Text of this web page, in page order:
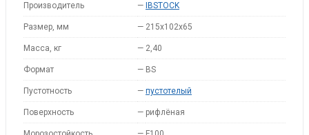
Производитель — IBSTOCK
Размер, мм — 215х102х65
Масса, кг — 2,40
Формат — BS
Пустотность — пустотелый
Поверхность — рифлёная